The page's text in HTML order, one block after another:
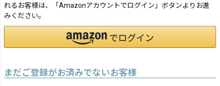
れるお客様は、「Amazonアカウントでログイン」ボタンよりお進
みください。
まだご登録がお済みでないお客様